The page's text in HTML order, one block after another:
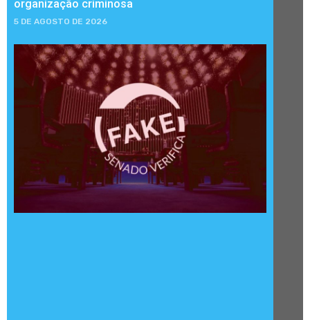
organização criminosa
5 DE AGOSTO DE 2026